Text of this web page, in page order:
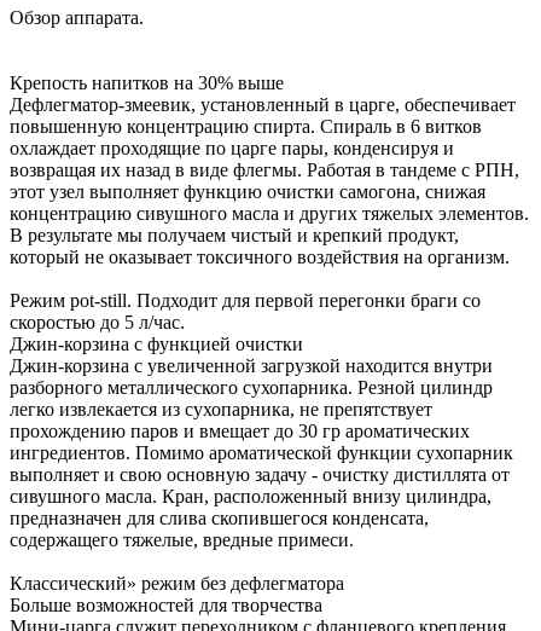
Обзор аппарата.
Крепость напитков на 30% выше
Дефлегматор-змеевик, установленный в царге, обеспечивает
повышенную концентрацию спирта. Спираль в 6 витков
охлаждает проходящие по царге пары, конденсируя и
возвращая их назад в виде флегмы. Работая в тандеме с РПН,
этот узел выполняет функцию очистки самогона, снижая
концентрацию сивушного масла и других тяжелых элементов.
В результате мы получаем чистый и крепкий продукт,
который не оказывает токсичного воздействия на организм.
Режим pot-still. Подходит для первой перегонки браги со
скоростью до 5 л/час.
Джин-корзина с функцией очистки
Джин-корзина с увеличенной загрузкой находится внутри
разборного металлического сухопарника. Резной цилиндр
легко извлекается из сухопарника, не препятствует
прохождению паров и вмещает до 30 гр ароматических
ингредиентов. Помимо ароматической функции сухопарник
выполняет и свою основную задачу - очистку дистиллята от
сивушного масла. Кран, расположенный внизу цилиндра,
предназначен для слива скопившегося конденсата,
содержащего тяжелые, вредные примеси.
Классический» режим без дефлегматора
Больше возможностей для творчества
Мини-царга служит переходником с фланцевого крепления